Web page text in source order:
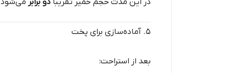
در این مدت حجم خمیر تقریباً دو برابر
۵. آماده‌سازی برای پخت
بعد از استراحت: